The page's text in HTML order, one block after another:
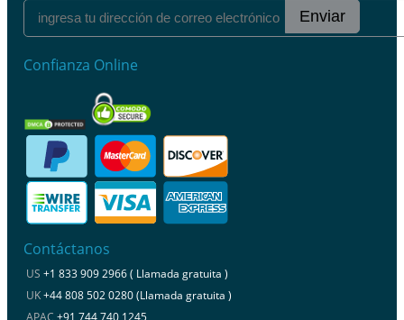
Enviar
Confianza Online
Contáctanos
US +1 833 909 2966 ( Llamada gratuita )
UK+44 808 502 0280 (Llamada gratuita )
APAC +91 744 740 1245